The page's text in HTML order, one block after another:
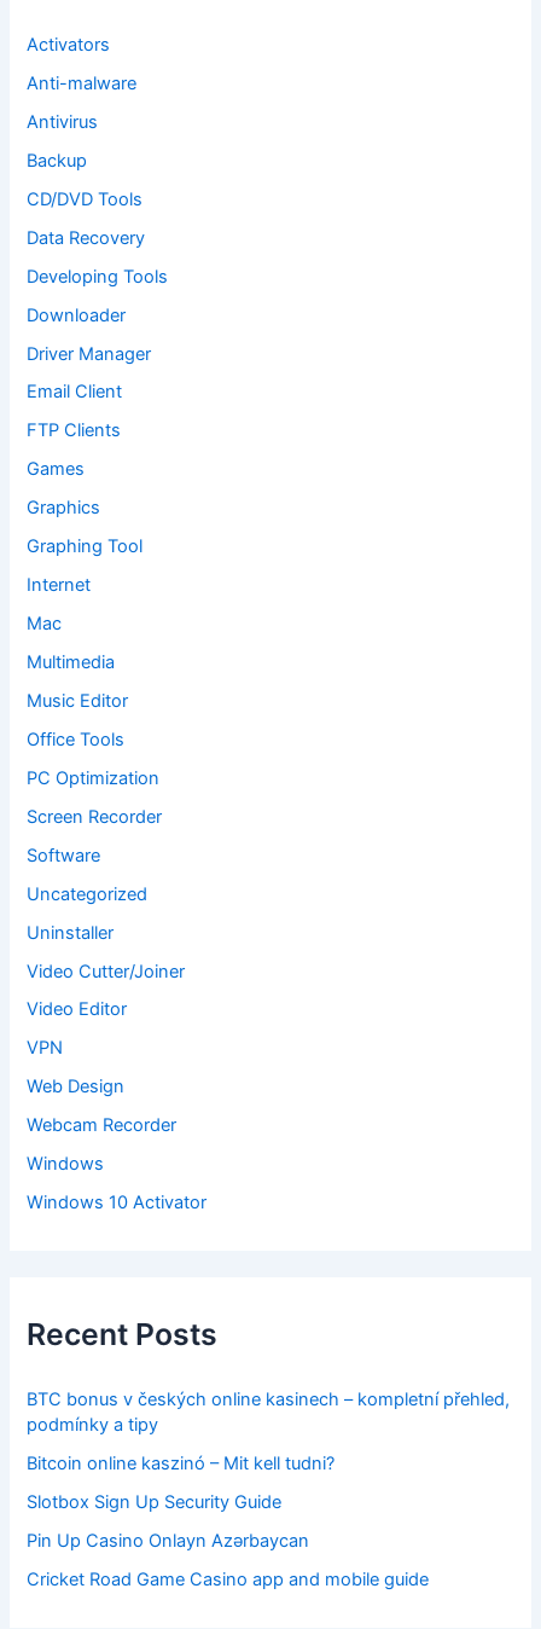
:
Activators
Anti-malware
Antivirus
Backup
CD/DVD Tools
Data Recovery
Developing Tools
Downloader
Driver Manager
Email Client
FTP Clients
Games
Graphics
Graphing Tool
Internet
Mac
Multimedia
Music Editor
Office Tools
PC Optimization
Screen Recorder
Software
Uncategorized
Uninstaller
Video Cutter/Joiner
Video Editor
VPN
Web Design
Webcam Recorder
Windows
Windows 10 Activator
Recent Posts
BTC bonus v českých online kasinech – kompletní přehled,
podmínky a tipy
Bitcoin online kaszinó – Mit kell tudni?
Slotbox Sign Up Security Guide
Pin Up Casino Onlayn Azərbaycan
Cricket Road Game Casino app and mobile guide